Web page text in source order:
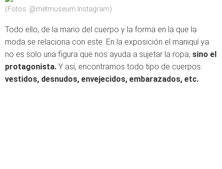
(Fotos: @metmuseum Instagram)
Todo ello, de la mano del cuerpo y la forma en la que la
moda se relaciona con este. En la exposición el maniquí ya
no es solo una figura que nos ayuda a sujetar la ropa, sino el
protagonista. Y así, encontramos todo tipo de cuerpos:
vestidos, desnudos, envejecidos, embarazados, etc.